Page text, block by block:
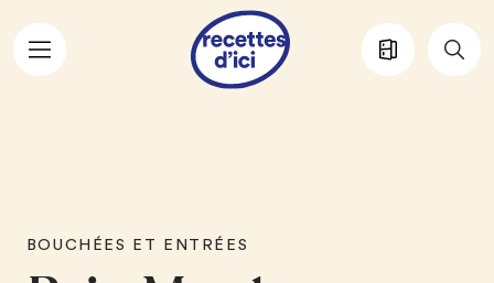
Aller au contenu principal
BOUCHÉES ET ENTRÉES